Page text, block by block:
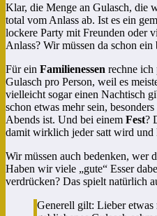
Klar, die Menge an Gulasch, die
total vom Anlass ab. Ist es ein
lockere Party mit Freunden oder
Anlass? Wir müssen da schon
Für ein Familienessen rechne ich
Gulasch pro Person, weil es
vielleicht sogar einen Nachtisch
schon etwas mehr sein,
Abends ist. Und bei einem Fest?
damit wirklich jeder satt wird und
Wir müssen auch bedenken, wer
Haben wir viele „gute“ Esser
verdrücken? Das spielt natürlich
Generell gilt: Lieber